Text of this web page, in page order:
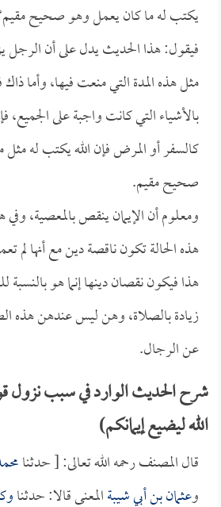
يكتب له ما كان يعمل وهو صحيح
فيقول: هذا الحديث يدل على أن الرجل
مثل هذه المدة التي منعت فيها، وأما
بالأشياء التي كانت واجبة على
كالسفر أو المرض فإن الله يكتب له
صحيح مقيم.
ومعلوم أن الإيمان ينقص بالمعصية، وفي
هذه الحالة تكون ناقصة دين مع أنها لم
هذا فيكون نقصان دينها إنما هو
زيادة بالصلاة، وهن ليس عندهن هذه
عن الرجال.
شرح الحديث الوارد في سبب نزول
الله ليضيع إيمانكم)
قال المصنف رحمه الله تعالى: [ حدثنا
وعثمان بن أبي شيبةالمعنى قالا: حدثنا